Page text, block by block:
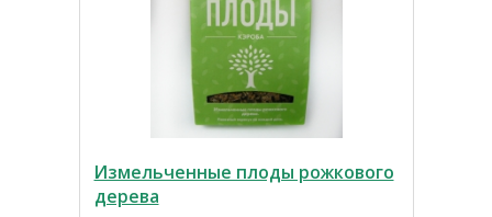
Измельченные плоды рожкового
дерева